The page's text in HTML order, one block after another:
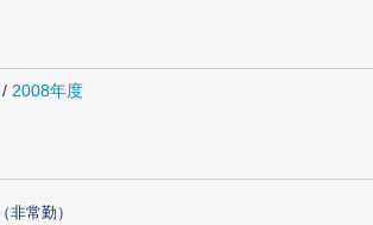
/ 2008年度
常勤）